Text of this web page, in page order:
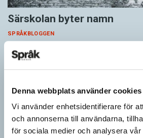
Denna webbplats använder cookies
Vi använder enhetsidentifierare för
och annonserna till användarna,
för sociala medier och analysera
Särskolan byter namn
SPRÅKBLOGGEN
gymnasiesärskolan till anpassad
stor del i att detta namnbyte sker är